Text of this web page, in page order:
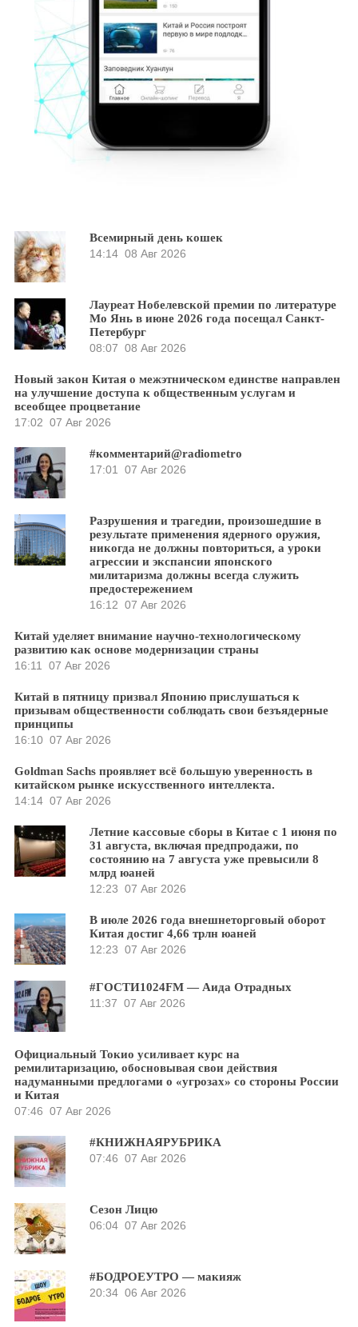
Всемирный день кошек
14:14 08 Авг 2026
Лауреат Нобелевской премии по литературе
Мо Янь в июне 2026 года посещал Санкт-
Петербург
08:07 08 Авг 2026
Новый закон Китая о межэтническом единстве направлен
на улучшение доступа к общественным услугам и
всеобщее процветание
17:02 07 Авг 2026
#комментарий@radiometro
17:01
07 Авг 2026
Разрушения и трагедии, произошедшие в
результате применения ядерного оружия,
никогда не должны повториться, а уроки
агрессии и экспансии японского
милитаризма должны всегда служить
предостережением
16:12 07 Авг 2026
Китай уделяет внимание научно-технологическому
развитию как основе модернизации страны
16:11
07 Авг 2026
Китай в пятницу призвал Японию прислушаться к
призывам общественности соблюдать свои безъядерные
принципы
16:10 07 Авг 2026
Goldman Sachs проявляет всё большую уверенность в
китайском рынке искусственного интеллекта.
14:14 07 Авг 2026
Летние кассовые сборы в Китае с 1 июня по
31 августа, включая предпродажи, по
состоянию на 7 августа уже превысили 8
млрд юаней
12:23 07 Авг 2026
В июле 2026 года внешнеторговый оборот
Китая достиг 4,66 трлн юаней
12:23 07 Авг 2026
#ГОСТИ1024FM — Аида Отрадных
11:37 07 Авг 2026
Официальный Токио усиливает курс на
ремилитаризацию, обосновывая свои действия
надуманными предлогами о «угрозах» со стороны России
и Китая
07:46 07 Авг 2026
#КНИЖНАЯРУБРИКА
07:46 07 Авг 2026
Сезон Лицю
06:04 07 Авг 2026
#БОДРОЕУТРО — макияж
20:34 06 Авг 2026